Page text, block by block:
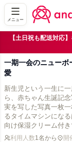
メニュー
【土日祝も配送対応
一期一会のニューボ
愛
新生児という一生に
ら、赤ちゃん生誕記
実を写した写真一枚
るタイムマシンにな
向け保湿クリーム付き
利用人数1名から 開